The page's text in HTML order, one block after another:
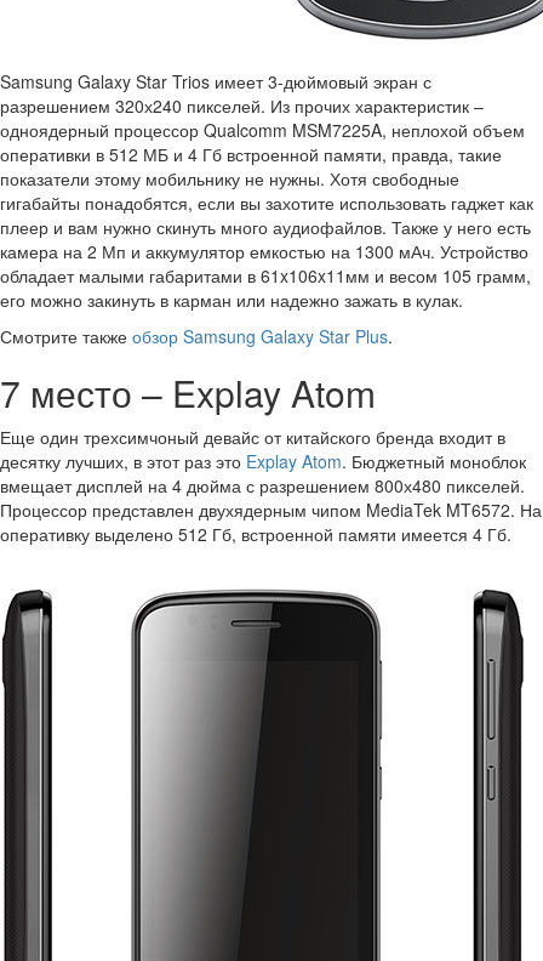
Samsung Galaxy Star Trios имеет 3-дюймовый экран с
разрешением 320х240 пикселей. Из прочих характеристик –
одноядерный процессор Qualcomm MSM7225A, неплохой объем
оперативки в 512 МБ и 4 Гб встроенной памяти, правда, такие
показатели этому мобильнику не нужны. Хотя свободные
гигабайты понадобятся, если вы захотите использовать гаджет как
плеер и вам нужно скинуть много аудиофайлов. Также у него есть
камера на 2 Мп и аккумулятор емкостью на 1300 мАч. Устройство
обладает малыми габаритами в 61x106x11мм и весом 105 грамм,
его можно закинуть в карман или надежно зажать в кулак.
Смотрите также обзор Samsung Galaxy Star Plus.
7 место – Explay Atom
Еще один трехсимчоный девайс от китайского бренда входит в
десятку лучших, в этот раз это Explay Atom. Бюджетный моноблок
вмещает дисплей на 4 дюйма с разрешением 800х480 пикселей.
Процессор представлен двухядерным чипом MediaTek MT6572. На
оперативку выделено 512 Гб, встроенной памяти имеется 4 Гб.